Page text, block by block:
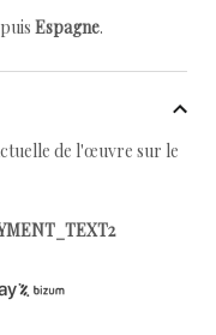
Espagne.
de l'œuvre sur le